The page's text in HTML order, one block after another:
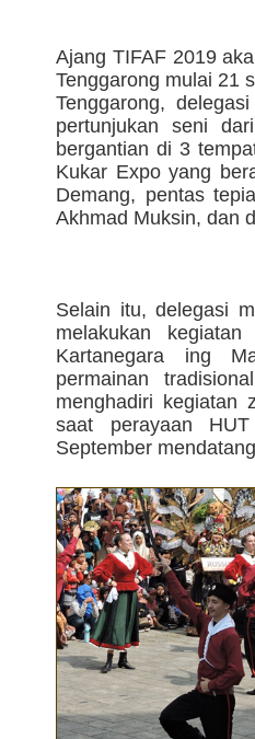
Ajang TIFAF 2019
Tenggarong mulai 21
Tenggarong,
pertunjukan seni
bergantian di 3
Kukar Expo yang
Demang, pentas
Akhmad Muksin, dan
Selain itu, delegasi
melakukan
Kartanegara ing
permainan
menghadiri kegiatan
saat perayaan
September